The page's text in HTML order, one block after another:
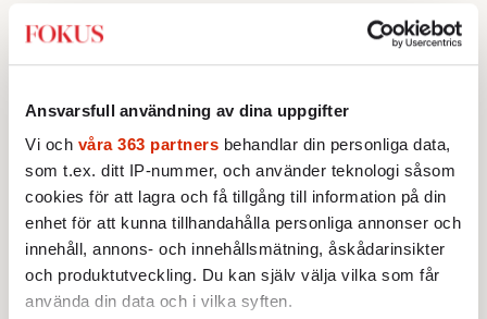
Ansvarsfull användning av dina uppgifter
Vi och våra 363 partners behandlar din personliga data,
som t.ex. ditt IP-nummer, och använder teknologi såsom
cookies för att lagra och få tillgång till information på din
enhet för att kunna tillhandahålla personliga annonser och
innehåll, annons- och innehållsmätning, åskådarinsikter
och produktutveckling. Du kan själv välja vilka som får
använda din data och i vilka syften.
Revenge (2020) finns att se på Boros
Collection i Berlin. Foto: Boros Collection
***
Läs även: Det svarta Paris gör huvudstaden
större och sannare
Läs även:Ernst Billgren får den mest seriöse
konstvän att fnissa